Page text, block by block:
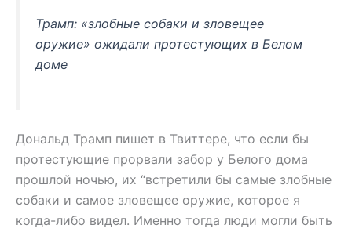
Трамп: «злобные собаки и зловещее
оружие» ожидали протестующих в Белом
доме
Дональд Трамп пишет в Твиттере, что если бы
протестующие прорвали забор у Белого дома
прошлой ночью, их “встретили бы самые злобные
собаки и самое зловещее оружие, которое я
когда-либо видел. Именно тогда люди могли быть